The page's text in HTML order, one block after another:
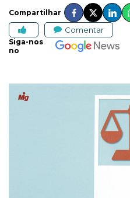
Compartilhar
Comentar
Siga-nos
no